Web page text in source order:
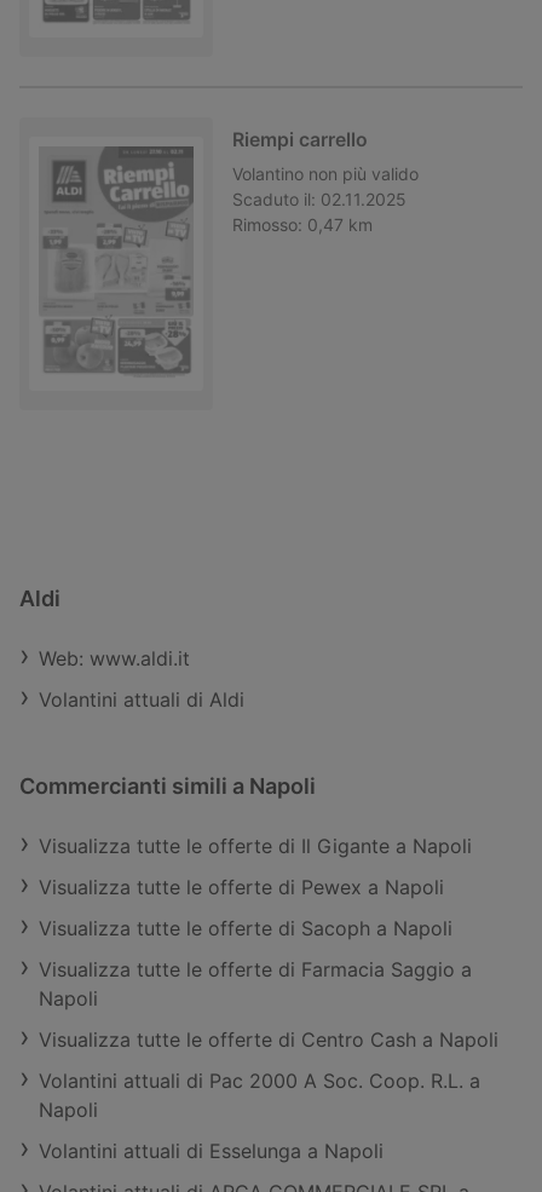
Riempi carrello
Volantino non più valido
Scaduto il: 02.11.2025
Rimosso: 0,47 km
Aldi
Web: www.aldi.it
Volantini attuali di Aldi
Commercianti simili a Napoli
Visualizza tutte le offerte di Il Gigante a Napoli
Visualizza tutte le offerte di Pewex a Napoli
Visualizza tutte le offerte di Sacoph a Napoli
Visualizza tutte le offerte di Farmacia Saggio a
Napoli
Visualizza tutte le offerte di Centro Cash a Napoli
Volantini attuali di Pac 2000 A Soc. Coop. R.L. a
Napoli
Volantini attuali di Esselunga a Napoli